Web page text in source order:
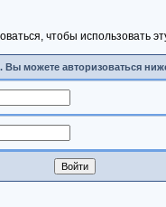
чтобы использовать
можете авторизоваться